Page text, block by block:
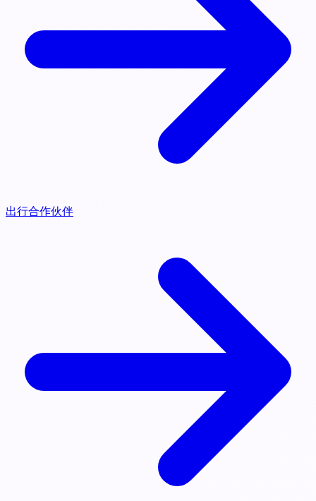
出行合作伙伴